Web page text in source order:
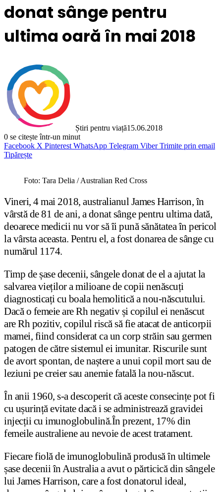
donat sânge pentru
ultima oară în mai 2018
Știri pentru viață15.06.2018
0 se citește într-un minut
Facebook X Pinterest WhatsApp Telegram Viber Trimite prin email
Tipărește
Foto: Tara Delia / Australian Red Cross
Vineri, 4 mai 2018, australianul James Harrison, în
vârstă de 81 de ani, a donat sânge pentru ultima dată,
deoarece medicii nu vor să îi pună sănătatea în pericol
la vârsta aceasta. Pentru el, a fost donarea de sânge cu
numărul 1174.
Timp de șase decenii, sângele donat de el a ajutat la
salvarea vieților a milioane de copii nenăscuți
diagnosticați cu boala hemolitică a nou-născutului.
Dacă o femeie are Rh negativ și copilul ei nenăscut
are Rh pozitiv, copilul riscă să fie atacat de anticorpii
mamei, fiind considerat ca un corp străin sau germen
patogen de către sistemul ei imunitar. Riscurile sunt
de avort spontan, de naștere a unui copil mort sau de
leziuni pe creier sau anemie fatală la nou-născut.
În anii 1960, s-a descoperit că aceste consecințe pot fi
cu ușurință evitate dacă i se administrează gravidei
injecții cu imunoglobulină.În prezent, 17% din
femeile australiene au nevoie de acest tratament.
Fiecare fiolă de imunoglobulină produsă în ultimele
șase decenii în Australia a avut o părticică din sângele
lui James Harrison, care a fost donatorul ideal,